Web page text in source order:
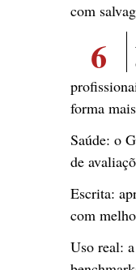
com
6
forma
Saúde: o
de
Escrita:
com
Uso real: